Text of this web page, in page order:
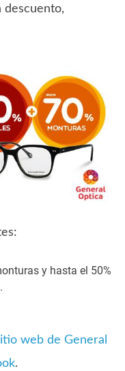
descuento,
y hasta el 50%
.
web de General
.